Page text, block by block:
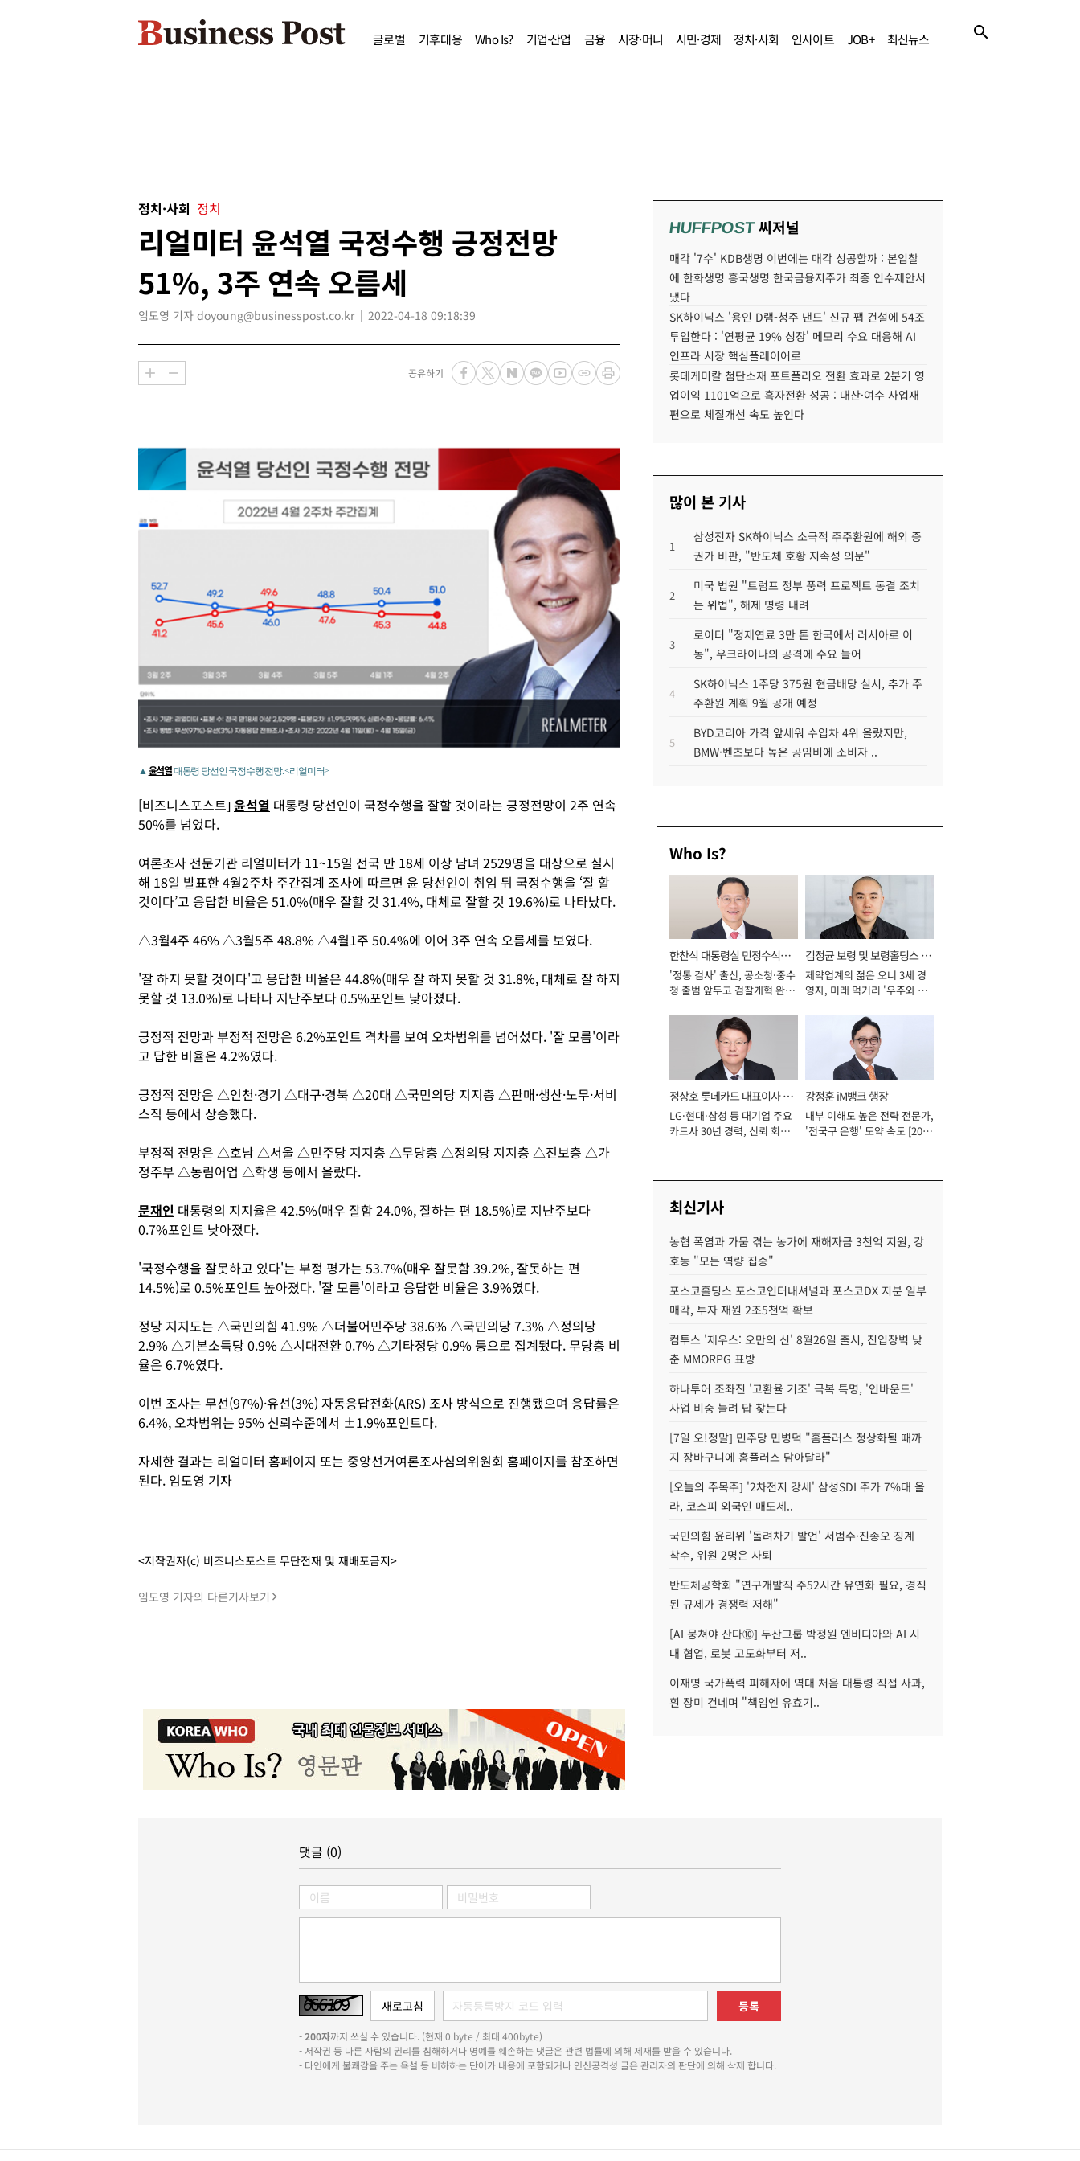
글로벌 기후대응 Who Is? 기업·산업 금융 시장·머니 시민·경제 정치·사회 인사이트 JOB+ 최신뉴스
정치·사회 정치
리얼미터 윤석열 국정수행 긍정전망
51%, 3주 연속 오름세
임도영 기자 doyoung@businesspost.co.kr 2022-04-18 09:18:39
공유하기
▲ 윤석열대통령 당선인 국정수행 전망. <리얼미터>
[비즈니스포스트]윤석열 대통령 당선인이 국정수행을 잘할 것이라는 긍정전망이 2주 연속
50%를 넘었다.
여론조사 전문기관 리얼미터가 11~15일 전국 만 18세 이상 남녀 2529명을 대상으로 실시
해 18일 발표한 4월2주차 주간집계 조사에 따르면 윤 당선인이 취임 뒤 국정수행을 ‘잘 할
것이다’고 응답한 비율은 51.0%(매우 잘할 것 31.4%, 대체로 잘할 것 19.6%)로 나타났다.
△3월4주 46% △3월5주 48.8% △4월1주 50.4%에 이어 3주 연속 오름세를 보였다.
'잘 하지 못할 것이다'고 응답한 비율은 44.8%(매우 잘 하지 못할 것 31.8%, 대체로 잘 하지
못할 것 13.0%)로 나타나 지난주보다 0.5%포인트 낮아졌다.
긍정적 전망과 부정적 전망은 6.2%포인트 격차를 보여 오차범위를 넘어섰다. '잘 모름'이라
고 답한 비율은 4.2%였다.
긍정적 전망은 △인천·경기 △대구·경북 △20대 △국민의당 지지층 △판매·생산·노무·서비
스직 등에서 상승했다.
부정적 전망은 △호남 △서울 △민주당 지지층 △무당층 △정의당 지지층 △진보층 △가
정주부 △농림어업 △학생 등에서 올랐다.
문재인 대통령의 지지율은 42.5%(매우 잘함 24.0%, 잘하는 편 18.5%)로 지난주보다
0.7%포인트 낮아졌다.
'국정수행을 잘못하고 있다'는 부정 평가는 53.7%(매우 잘못함 39.2%, 잘못하는 편
14.5%)로 0.5%포인트 높아졌다. '잘 모름'이라고 응답한 비율은 3.9%였다.
정당 지지도는 △국민의힘 41.9% △더불어민주당 38.6% △국민의당 7.3% △정의당
2.9% △기본소득당 0.9% △시대전환 0.7% △기타정당 0.9% 등으로 집계됐다. 무당층 비
율은 6.7%였다.
이번 조사는 무선(97%)·유선(3%) 자동응답전화(ARS) 조사 방식으로 진행됐으며 응답률은
6.4%, 오차범위는 95% 신뢰수준에서 ±1.9%포인트다.
자세한 결과는 리얼미터 홈페이지 또는 중앙선거여론조사심의위원회 홈페이지를 참조하면
된다. 임도영 기자
<저작권자(c) 비즈니스포스트 무단전재 및 재배포금지>
임도영 기자의 다른기사보기
HUFFPOST씨저널
매각 '7수' KDB생명 이번에는 매각 성공할까 : 본입찰
에 한화생명 흥국생명 한국금융지주가 최종 인수제안서
냈다
SK하이닉스 '용인 D램-청주 낸드' 신규 팹 건설에 54조
투입한다 : '연평균 19% 성장' 메모리 수요 대응해 AI
인프라 시장 핵심플레이어로
롯데케미칼 첨단소재 포트폴리오 전환 효과로 2분기 영
업이익 1101억으로 흑자전환 성공 : 대산·여수 사업재
편으로 체질개선 속도 높인다
많이 본 기사
1
삼성전자 SK하이닉스 소극적 주주환원에 해외 증
권가 비판, "반도체 호황 지속성 의문"
2
미국 법원 "트럼프 정부 풍력 프로젝트 동결 조치
는 위법", 해제 명령 내려
3
로이터 "정제연료 3만 톤 한국에서 러시아로 이
동", 우크라이나의 공격에 수요 늘어
4
SK하이닉스 1주당 375원 현금배당 실시, 추가 주
주환원 계획 9월 공개 예정
5
BYD코리아 가격 앞세워 수입차 4위 올랐지만,
BMW·벤츠보다 높은 공임비에 소비자 ..
Who Is?
한찬식 대통령실 민정수석비
서관
'정통 검사' 출신, 공소청·중수
청 출범 앞두고 검찰개혁 완수
김정균 보령 및 보령홀딩스 대
표이사 사장
제약업계의 젊은 오너 3세 경
영자, 미래 먹거리 '우주와 헬
정상호 롯데카드 대표이사 사
장
LG·현대·삼성 등 대기업 주요
카드사 30년 경력, 신뢰 회복
강정훈 iM뱅크 행장
내부 이해도 높은 전략 전문가,
'전국구 은행' 도약 속도 [2026
최신기사
농협 폭염과 가뭄 겪는 농가에 재해자금 3천억 지원, 강
호동 "모든 역량 집중"
포스코홀딩스 포스코인터내셔널과 포스코DX 지분 일부
매각, 투자 재원 2조5천억 확보
컴투스 '제우스: 오만의 신' 8월26일 출시, 진입장벽 낮
춘 MMORPG 표방
하나투어 조좌진 '고환율 기조' 극복 특명, '인바운드'
사업 비중 늘려 답 찾는다
[7일 오!정말] 민주당 민병덕 "홈플러스 정상화될 때까
지 장바구니에 홈플러스 담아달라"
[오늘의 주목주] '2차전지 강세' 삼성SDI 주가 7%대 올
라, 코스피 외국인 매도세..
국민의힘 윤리위 '돌려차기 발언' 서범수·진종오 징계
착수, 위원 2명은 사퇴
반도체공학회 "연구개발직 주52시간 유연화 필요, 경직
된 규제가 경쟁력 저해"
[AI 뭉쳐야 산다⑩] 두산그룹 박정원 엔비디아와 AI 시
대 협업, 로봇 고도화부터 저..
이재명 국가폭력 피해자에 역대 처음 대통령 직접 사과,
흰 장미 건네며 "책임엔 유효기..
댓글 (0)
등록
-200자까지 쓰실 수 있습니다. (현재 0 byte / 최대 400byte)
- 저작권 등 다른 사람의 권리를 침해하거나 명예를 훼손하는 댓글은 관련 법률에 의해 제재를 받을 수 있습니다.
- 타인에게 불쾌감을 주는 욕설 등 비하하는 단어가 내용에 포함되거나 인신공격성 글은 관리자의 판단에 의해 삭제 합니다.